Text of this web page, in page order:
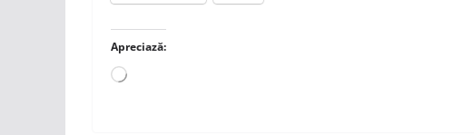
Apreciază:
Încarc...